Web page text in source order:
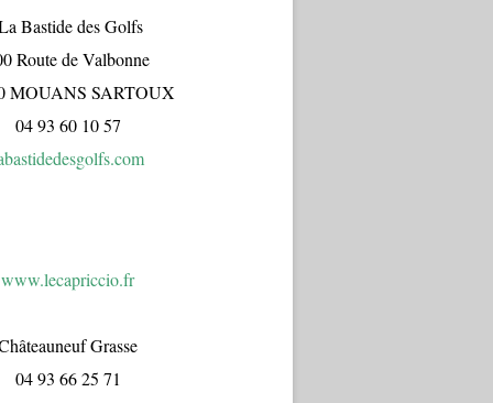
Bastide des Golfs
Route de Valbonne
MOUANS SARTOUX
04 93 60 10 57
www.lecapriccio.fr
Grasse
04 93 66 25 71